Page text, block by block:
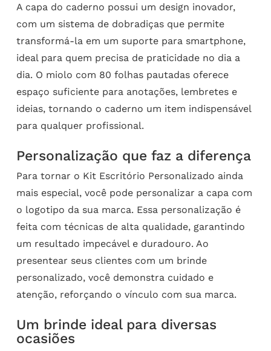
A capa do caderno possui um design inovador,
com um sistema de dobradiças que permite
transformá-la em um suporte para smartphone,
ideal para quem precisa de praticidade no dia a
dia. O miolo com 80 folhas pautadas oferece
espaço suficiente para anotações, lembretes e
ideias, tornando o caderno um item indispensável
para qualquer profissional.
Personalização que faz a diferença
Para tornar o Kit Escritório Personalizado ainda
mais especial, você pode personalizar a capa com
o logotipo da sua marca. Essa personalização é
feita com técnicas de alta qualidade, garantindo
um resultado impecável e duradouro. Ao
presentear seus clientes com um brinde
personalizado, você demonstra cuidado e
atenção, reforçando o vínculo com sua marca.
Um brinde ideal para diversas
ocasiões